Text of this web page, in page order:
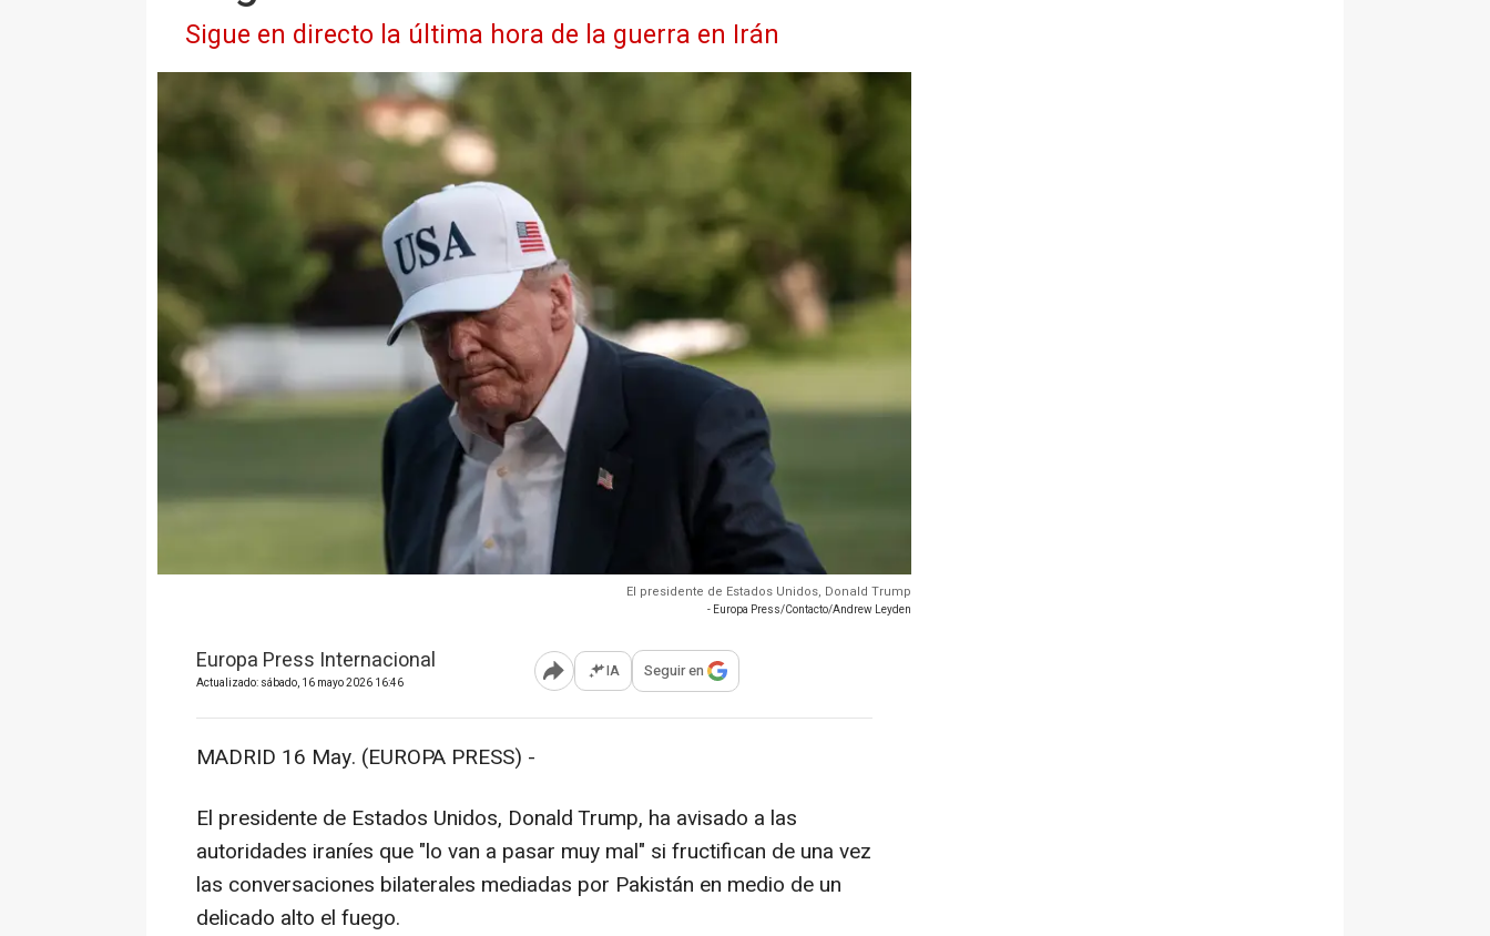
Sigue en directo la última hora de la guerra en Irán
El presidente de Estados Unidos, Donald Trump
- Europa Press/Contacto/Andrew Leyden
Europa Press Internacional
Actualizado: sábado, 16 mayo 2026 16:46 Abrir opciones para compartir
IA Seguir en
MADRID 16 May. (EUROPA PRESS) -
El presidente de Estados Unidos, Donald Trump, ha avisado a las
autoridades iraníes que "lo van a pasar muy mal" si fructifican de una vez
las conversaciones bilaterales mediadas por Pakistán en medio de un
delicado alto el fuego.